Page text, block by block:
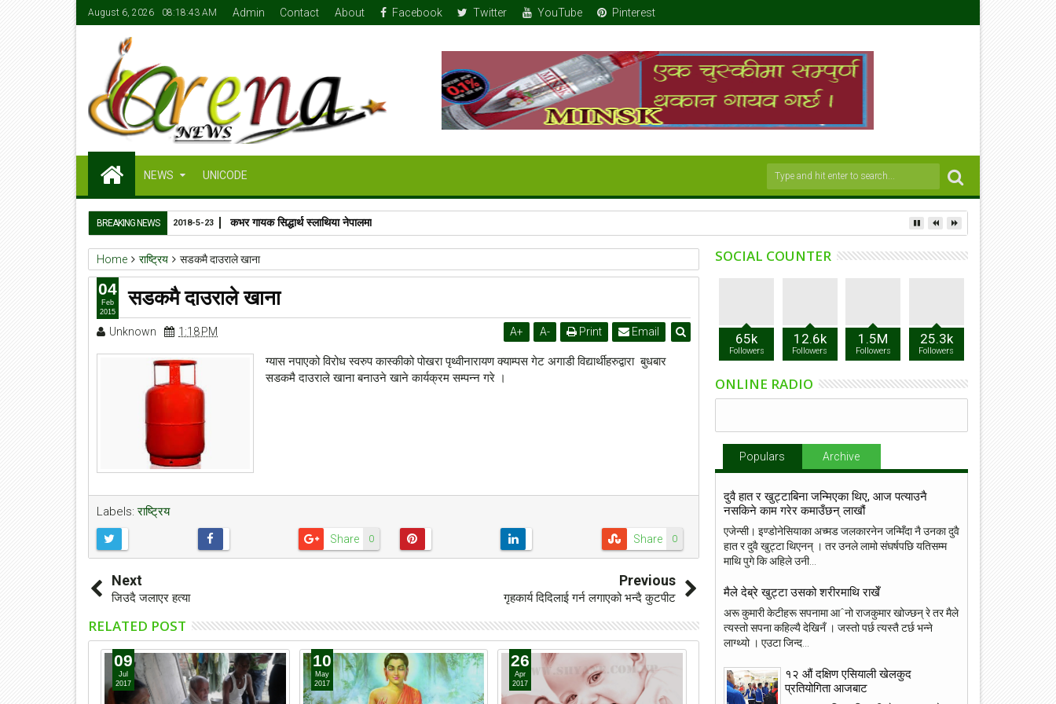
August 6, 2026 08:18:43 AM Admin Contact About Facebook Twitter YouTube Pinterest
NEWS UNICODE
BREAKING NEWS कभर गायक सिद्धार्थ स्लाथिया नेपालमा
2018-5-23
Home राष्ट्रिय सडकमै दाउराले खाना
सडकमै दाउराले खाना
Unknown 1:18 PM A+ A- Print Email
ग्यास नपाएको विरोध स्वरुप कास्कीको पोखरा पृथ्वीनारायण क्याम्पस गेट अगाडी विद्यार्थीहरुद्वारा बुधबार
सडकमै दाउराले खाना बनाउने खाने कार्यक्रम सम्पन्न गरे ।
Labels:राष्ट्रिय
0
Share 0
Share
04
Feb
2015
Next
जिउदै जलाएर हत्या
Previous
गृहकार्य दिदिलाई गर्न लगाएको भन्दै कुटपीट
RELATED POST
09
Jul
2017
10
May
2017
26
Apr
2017
SOCIAL COUNTER
65k
Followers
12.6k
Followers
1.5M
Followers
25.3k
Followers
ONLINE RADIO
Populars Archive
दुवै हात र खुट्टाबिना जन्मिएका थिए, आज पत्याउनै
नसकिने काम गरेर कमाउँछन् लाखौं
एजेन्सी। इण्डोनेसियाका अच्मड जलकारनेन जन्मिँदा नै उनका दुवै
हात र दुवै खुट्टा थिएनन् । तर उनले लामो संघर्षपछि यतिसम्म
माथि पुगे कि अहिले उनी...
मैले देब्रे खुट्टा उसको शरीरमाथि राखेँ
अरू कुमारी केटीहरू सपनामा आˆनो राजकुमार खोज्छन् रे तर मैले
त्यस्तो सपना कहिल्यै देखिनँ । जस्तो पर्छ त्यस्तै टर्छ भन्ने
लाग्थ्यो । एउटा जिन्द...
१२ औं दक्षिण एसियाली खेलकुद
प्रतियोगिता आजबाट